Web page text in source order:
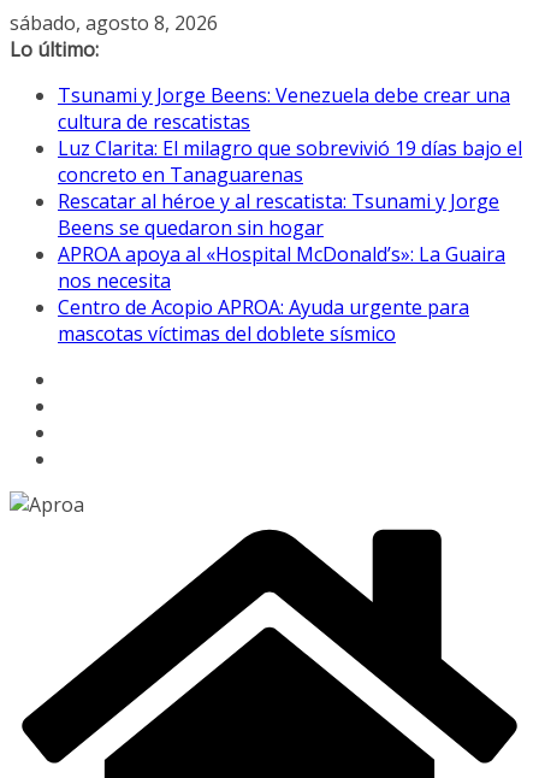
Saltar
al
sábado, agosto 8, 2026
Lo último:
Tsunami y Jorge Beens: Venezuela debe crear una
cultura de rescatistas
Luz Clarita: El milagro que sobrevivió 19 días bajo el
concreto en Tanaguarenas
Rescatar al héroe y al rescatista: Tsunami y Jorge
Beens se quedaron sin hogar
APROA apoya al «Hospital McDonald’s»: La Guaira
nos necesita
Centro de Acopio APROA: Ayuda urgente para
mascotas víctimas del doblete sísmico